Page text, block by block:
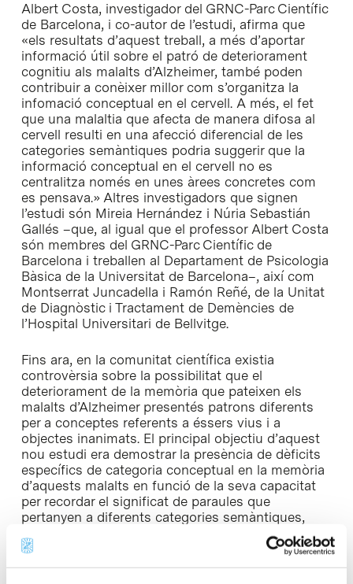
Albert Costa, investigador del GRNC-Parc Científic
de Barcelona, i co-autor de l’estudi, afirma que
«els resultats d’aquest treball, a més d’aportar
informació útil sobre el patró de deteriorament
cognitiu als malalts d’Alzheimer, també poden
contribuir a conèixer millor com s’organitza la
infomació conceptual en el cervell. A més, el fet
que una malaltia que afecta de manera difosa al
cervell resulti en una afecció diferencial de les
categories semàntiques podria suggerir que la
informació conceptual en el cervell no es
centralitza només en unes àrees concretes com
es pensava.» Altres investigadors que signen
l’estudi són Mireia Hernández i Núria Sebastián
Gallés –que, al igual que el professor Albert Costa
són membres del GRNC-Parc Científic de
Barcelona i treballen al Departament de Psicologia
Bàsica de la Universitat de Barcelona–, així com
Montserrat Juncadella i Ramón Reñé, de la Unitat
de Diagnòstic i Tractament de Demències de
l’Hospital Universitari de Bellvitge.
Fins ara, en la comunitat científica existia
controvèrsia sobre la possibilitat que el
deteriorament de la memòria que pateixen els
malalts d’Alzheimer presentés patrons diferents
per a conceptes referents a éssers vius i a
objectes inanimats. El principal objectiu d’aquest
nou estudi era demostrar la presència de dèficits
específics de categoria conceptual en la memòria
d’aquests malalts en funció de la seva capacitat
per recordar el significat de paraules que
pertanyen a diferents categories semàntiques,
com ara eines (estisores, martell), mitjans de
transport (camió, bus) i éssers animats (vegetals i
animals).